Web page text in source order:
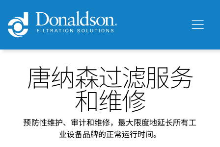
唐纳森过滤服务
和维修
预防性维护、审计和维修，最大限度地延长所有工
业设备品牌的正常运行时间。